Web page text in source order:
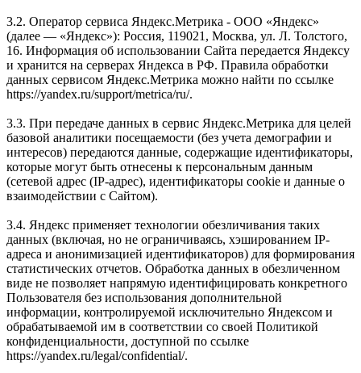
3.2. Оператор сервиса Яндекс.Метрика - ООО «Яндекс»
(далее — «Яндекс»): Россия, 119021, Москва, ул. Л. Толстого,
16. Информация об использовании Сайта передается Яндексу
и хранится на серверах Яндекса в РФ. Правила обработки
данных сервисом Яндекс.Метрика можно найти по ссылке
https://yandex.ru/support/metrica/ru/.
3.3. При передаче данных в сервис Яндекс.Метрика для целей
базовой аналитики посещаемости (без учета демографии и
интересов) передаются данные, содержащие идентификаторы,
которые могут быть отнесены к персональным данным
(сетевой адрес (IP-адрес), идентификаторы сookie и данные о
взаимодействии с Сайтом).
3.4. Яндекс применяет технологии обезличивания таких
данных (включая, но не ограничиваясь, хэшированием IP-
адреса и анонимизацией идентификаторов) для формирования
статистических отчетов. Обработка данных в обезличенном
виде не позволяет напрямую идентифицировать конкретного
Пользователя без использования дополнительной
информации, контролируемой исключительно Яндексом и
обрабатываемой им в соответствии со своей Политикой
конфиденциальности, доступной по ссылке
https://yandex.ru/legal/confidential/.